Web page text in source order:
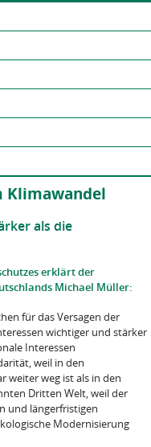
Klimawandel
als die
erklärt der
Michael Müller:
für das Versagen der
wichtiger und stärker
Interessen
weil in den
weiter weg ist als in den
Dritten Welt, weil der
und längerfristigen
Modernisierung